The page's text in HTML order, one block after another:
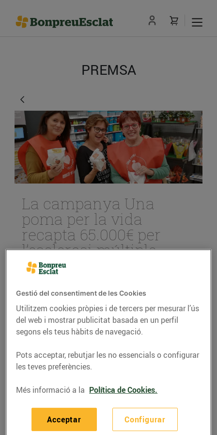
PREMSA
La campanya Una
poma per la vida
recapta 65.000€ per
l’esclerosi múltiple
12/de novembre/2019
Els supermercats Bonpreu i Esclat han
col·laborat amb la Fundació Esclerosi
Múltiple per recaptar fons destinats a
iniciatives per aturar l’impacte de
l’esclerosi múltiple
S’han venut 43.350 pomes solidàries en
només dos dies (25 i 26 d’octubre)
associacions i particulars, s’han sumat a
la iniciativa per animar la compra de
pomes solidàries
Gestió del consentiment de les Cookies
Utilitzem cookies pròpies i de tercers per mesurar l’ús
del web i mostrar publicitat basada en un perfil
segons els teus hàbits de navegació.
Pots acceptar, rebutjar les no essencials o configurar
les teves preferències.
Més informació a la Política de Cookies.
Configurar
Acceptar